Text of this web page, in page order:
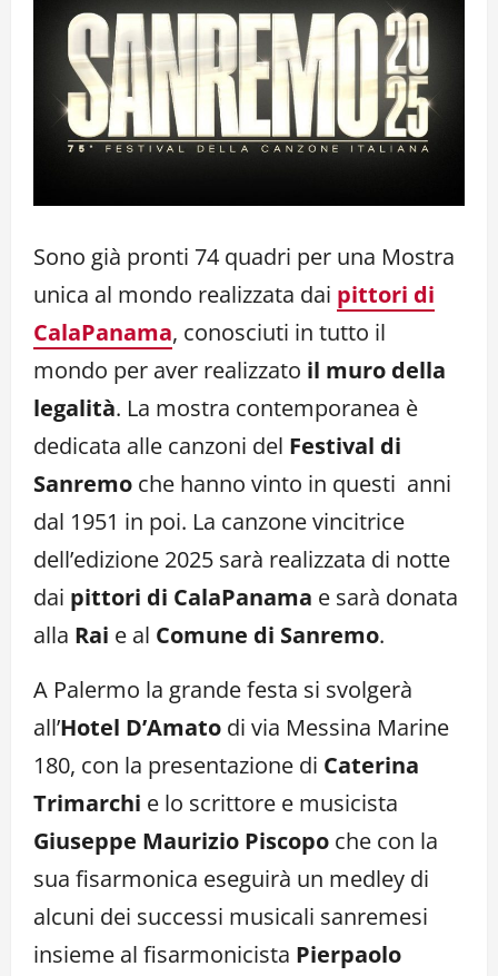
Sono già pronti 74 quadri per una Mostra
unica al mondo realizzata dai pittori di
CalaPanama, conosciuti in tutto il
mondo per aver realizzato il muro della
legalità. La mostra contemporanea è
dedicata alle canzoni del Festival di
Sanremo che hanno vinto in questi anni
dal 1951 in poi. La canzone vincitrice
dell’edizione 2025 sarà realizzata di notte
dai pittori di CalaPanama e sarà donata
alla Rai e al Comune di Sanremo.
A Palermo la grande festa si svolgerà
all’Hotel D’Amato di via Messina Marine
180, con la presentazione di Caterina
Trimarchi e lo scrittore e musicista
Giuseppe Maurizio Piscopo che con la
sua fisarmonica eseguirà un medley di
alcuni dei successi musicali sanremesi
insieme al fisarmonicista Pierpaolo